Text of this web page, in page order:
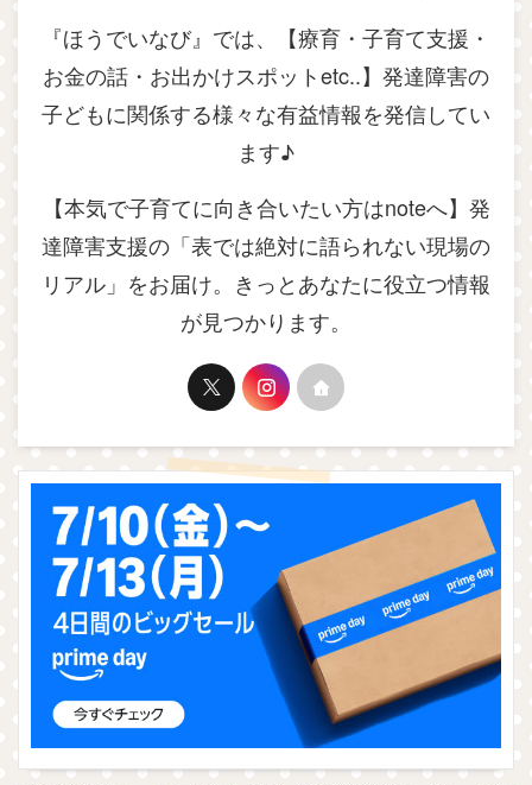
『ほうでいなび』では、【療育・子育て支援・
お金の話・お出かけスポットetc..】発達障害の
子どもに関係する様々な有益情報を発信してい
ます♪
【本気で子育てに向き合いたい方はnoteへ】発
達障害支援の「表では絶対に語られない現場の
リアル」をお届け。きっとあなたに役立つ情報
が見つかります。